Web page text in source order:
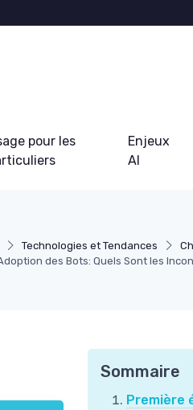
pour les
Enjeux
AI
Technologies et Tendances
des Bots: Quels Sont les
Sommaire
Première